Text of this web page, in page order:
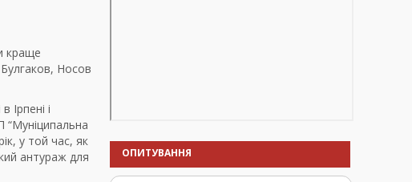
краще
Носов
і
“Муніципальна
у той час, як
антураж для
ОПИТУВАННЯ